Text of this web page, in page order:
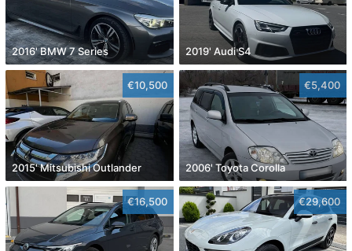
2016' BMW 7 Series 2019' Audi S4
€10,500
2015' Mitsubishi Outlander
€5,400
2006' Toyota Corolla
€16,500 €29,600